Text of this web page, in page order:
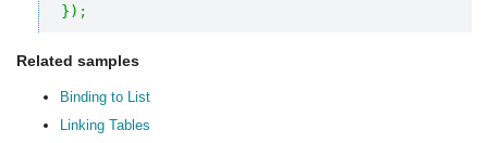
}) ;
Related samples
Binding to List
Linking Tables